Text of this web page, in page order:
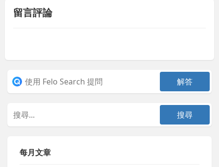
留言評論
每月文章